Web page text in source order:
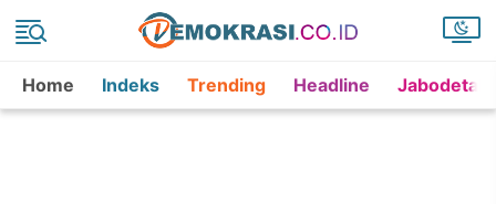
Home Indeks Trending Headline